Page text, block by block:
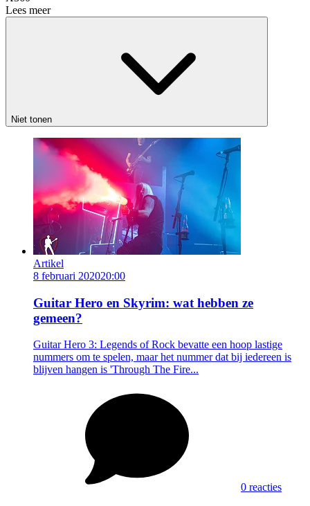
Lees meer
Niet tonen
Artikel
8 februari 202020:00
Guitar Hero en Skyrim: wat hebben ze
gemeen?
Guitar Hero 3: Legends of Rock bevatte een hoop lastige
nummers om te spelen, maar het nummer dat bij iedereen is
blijven hangen is 'Through The Fire...
0 reacties